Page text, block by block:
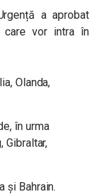
a aprobat
care vor intra în
Olanda,
în urma
Gibraltar,
și Bahrain.